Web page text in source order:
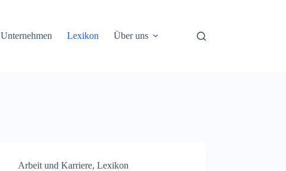
Unternehmen Lexikon Über uns
Arbeit und Karriere,Lexikon